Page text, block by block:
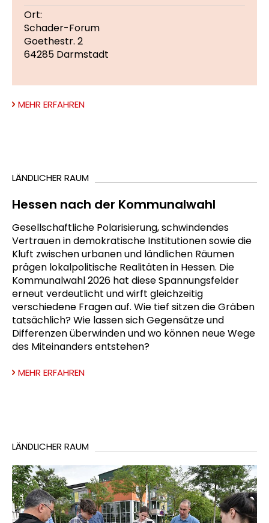
Ort:
Schader-Forum
Goethestr. 2
64285 Darmstadt
MEHR ERFAHREN
LÄNDLICHER RAUM
Hessen nach der Kommunalwahl
Gesellschaftliche Polarisierung, schwindendes
Vertrauen in demokratische Institutionen sowie die
Kluft zwischen urbanen und ländlichen Räumen
prägen lokalpolitische Realitäten in Hessen. Die
Kommunalwahl 2026 hat diese Spannungsfelder
erneut verdeutlicht und wirft gleichzeitig
verschiedene Fragen auf. Wie tief sitzen die Gräben
tatsächlich? Wie lassen sich Gegensätze und
Differenzen überwinden und wo können neue Wege
des Miteinanders entstehen?
MEHR ERFAHREN
LÄNDLICHER RAUM